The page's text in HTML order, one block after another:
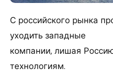
С российского рынка
уходить западные
компании, лишая
технологиям.